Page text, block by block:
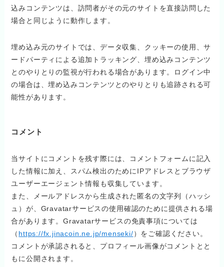
込みコンテンツは、訪問者がその元のサイトを直接訪問した
場合と同じように動作します。
埋め込み元のサイトでは、データ収集、クッキーの使用、サ
ードパーティによる追加トラッキング、埋め込みコンテンツ
とのやりとりの監視が行われる場合があります。ログイン中
の場合は、埋め込みコンテンツとのやりとりも追跡される可
能性があります。
コメント
当サイトにコメントを残す際には、コメントフォームに記入
した情報に加え、スパム検出のためにIPアドレスとブラウザ
ユーザーエージェント情報も収集しています。
また、メールアドレスから生成された匿名の文字列（ハッシ
ュ）が、Gravatarサービスの使用確認のために提供される場
合があります。Gravatarサービスの免責事項については
（ https://fx.jinacoin.ne.jp/menseki/）をご確認ください。
コメントが承認されると、プロフィール画像がコメントとと
もに公開されます。